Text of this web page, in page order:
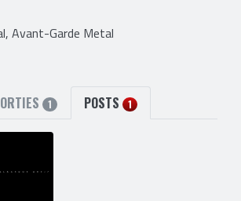
Avant-Garde Metal
1 POSTS 1